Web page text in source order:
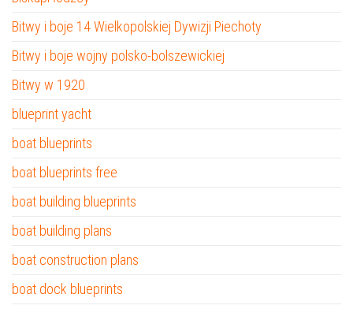
Bitwy i boje 14 Wielkopolskiej Dywizji Piechoty
Bitwy i boje wojny polsko-bolszewickiej
Bitwy w 1920
blueprint yacht
boat blueprints
boat blueprints free
boat building blueprints
boat building plans
boat construction plans
boat dock blueprints